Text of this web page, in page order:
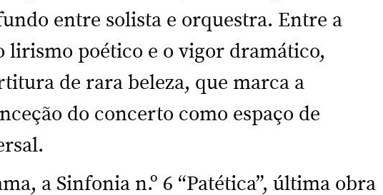
entre solista e orquestra. Entre a
lirismo poético e o vigor dramático,
de rara beleza, que marca a
do concerto como espaço de
a Sinfonia n.º 6 “Patética”, última obra